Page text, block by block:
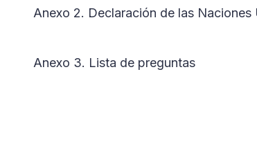
Anexo 2. Declaración de las
Anexo 3. Lista de preguntas